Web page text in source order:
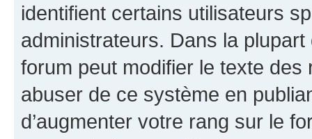
identifient certains utilisateurs
administrateurs. Dans la
forum peut modifier le texte
abuser de ce système en
d’augmenter votre rang sur le